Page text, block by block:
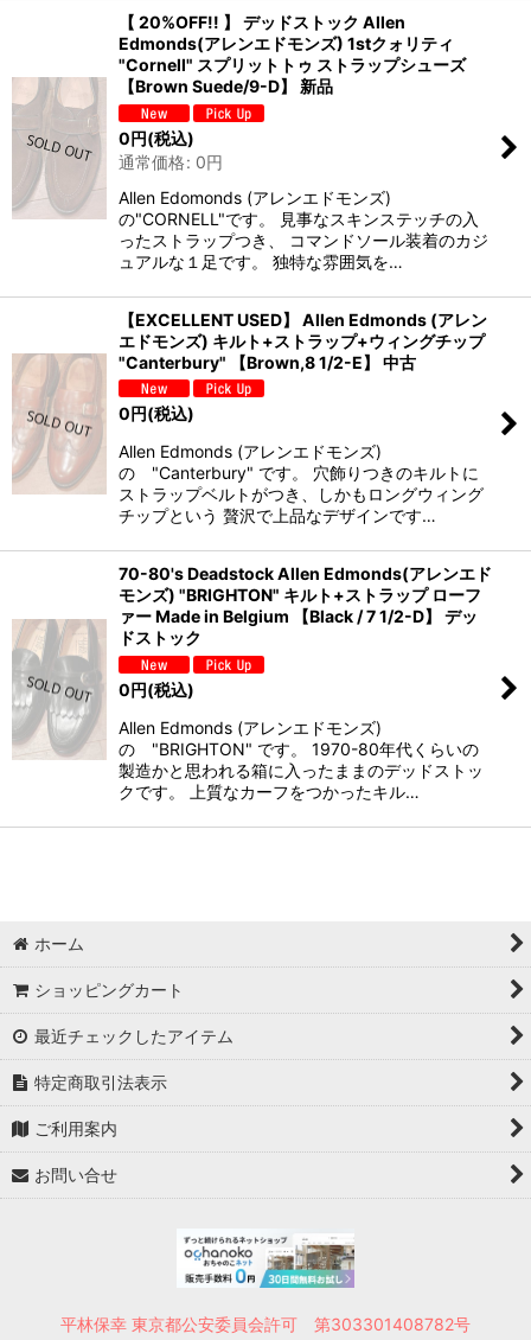
【 20%OFF!! 】 デッドストック Allen
Edmonds(アレンエドモンズ) 1stクォリティ
"Cornell" スプリットトゥ ストラップシューズ
【Brown Suede/9-D】 新品
0円(税込)
通常価格: 0円
Allen Edomonds (アレンエドモンズ)
の"CORNELL"です。 見事なスキンステッチの入
ったストラップつき、 コマンドソール装着のカジ
ュアルな１足です。 独特な雰囲気を…
【EXCELLENT USED】 Allen Edmonds (アレン
エドモンズ) キルト+ストラップ+ウィングチップ
"Canterbury" 【Brown,8 1/2-E】 中古
0円(税込)
Allen Edmonds (アレンエドモンズ)
の "Canterbury" です。 穴飾りつきのキルトに
ストラップベルトがつき、しかもロングウィング
チップという 贅沢で上品なデザインです…
70-80's Deadstock Allen Edmonds(アレンエド
モンズ) "BRIGHTON" キルト+ストラップ ローフ
ァー Made in Belgium 【Black / 7 1/2-D】 デッ
ドストック
0円(税込)
Allen Edmonds (アレンエドモンズ)
の "BRIGHTON" です。 1970-80年代くらいの
製造かと思われる箱に入ったままのデッドストッ
クです。 上質なカーフをつかったキル…
ホーム
ショッピングカート
最近チェックしたアイテム
特定商取引法表示
ご利用案内
お問い合せ
平林保幸 東京都公安委員会許可 第303301408782号